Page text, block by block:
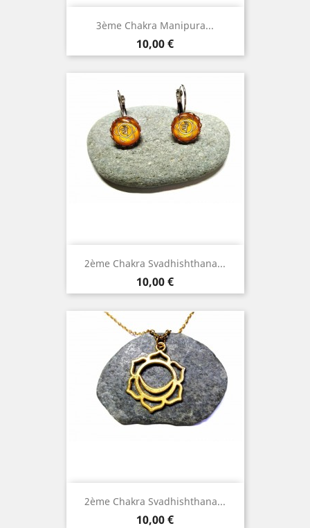
3ème Chakra Manipura...
Prix
10,00 €
2ème Chakra Svadhishthana...
Prix
10,00 €
2ème Chakra Svadhishthana...
Prix
10,00 €